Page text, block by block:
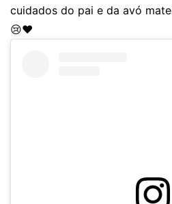
cuidados do pai e da avó
😢❤️